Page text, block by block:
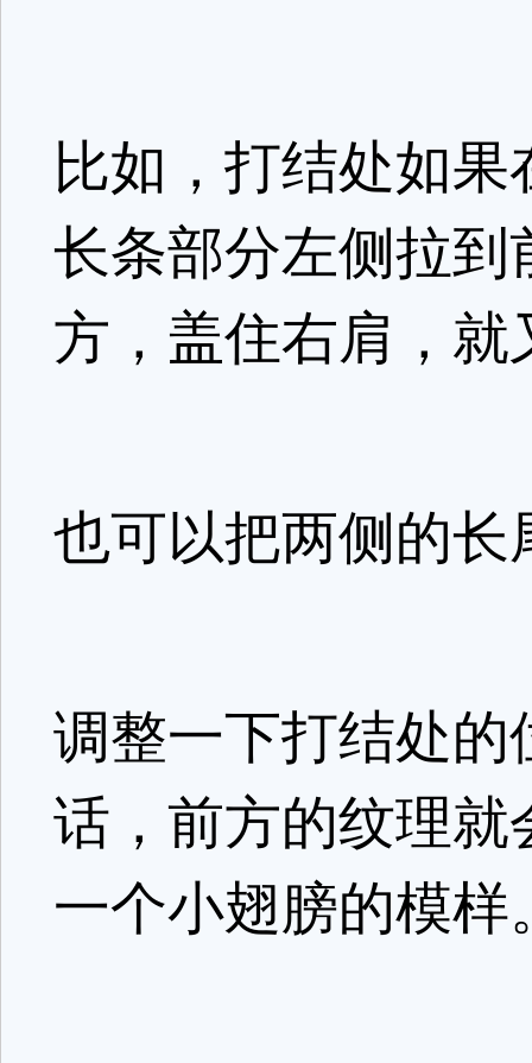
比如，打结处如
长条部分左侧拉
方，盖住右肩，
也可以把两侧的
调整一下打结处
话，前方的纹理
一个小翅膀的模样